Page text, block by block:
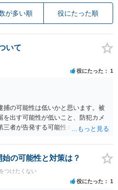
が多い順 役にたった順
いて
役にたった 1
の可能性は低いかと思います。被
出す可能性が低いこと、防犯カメ
三者が告発する可能性も低いこと、
秒程度の動画)してしまいました。下
ません。」とありますが、少なくと
の被疑事実で逮捕勾留されるケース
です（最終的には不起訴ないし各
こともあります）。2度としないこ
の可能性と対策は？
つけたくない
役にたった 1